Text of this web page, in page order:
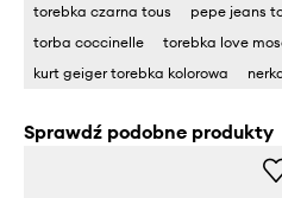
torebka czarna tous
pepe jeans
torba coccinelle
torebka love
kurt geiger torebka kolorowa
Sprawdź podobne produkty